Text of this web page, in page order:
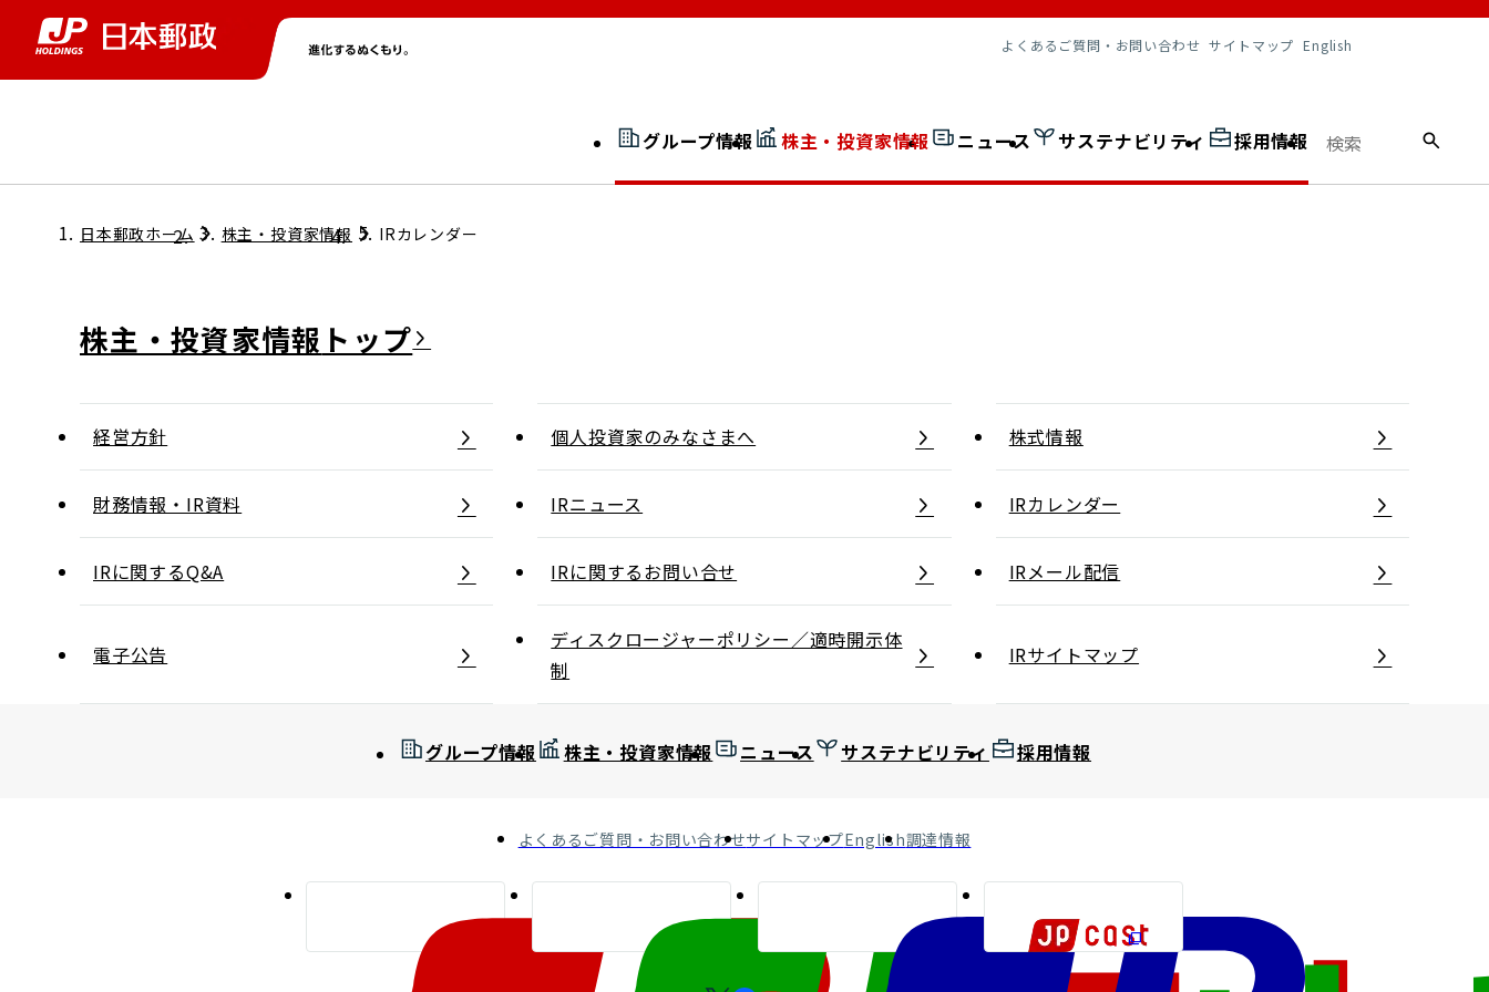
よくあるご質問・お問い合わせ サイトマップ English
グループ情報
グループ情報トップ
ガバナンス
コンダクト向上の取組み
ローカル共創イニシアティブ
関連事業
広告ギャラリー
日本郵政グループ女子陸上部
株主・投資家情報
株主・投資家情報トップ
株式情報
財務情報・IR資料
IRニュース
IRカレンダー
IRに関するお問い合せ
IRサイトマップ
ニュース
ニューストップ
サステナビリティ
サステナビリティトップ
サステナビリティマネジメント
持続可能な金融のフレームワーク
環境
採用情報
採用情報トップ
日本郵政ホーム 株主・投資家情報 IRカレンダー
株主・投資家情報
経営方針 個人投資家のみなさまへ 株式情報
財務情報・IR資料 IRニュース IRカレンダー
IRに関するQ&A IRに関するお問い合せ IRメール配信
電子公告
ディスクロージャーポリシー／適時開示体
制
IRサイトマップ
グループ情報 株主・投資家情報 ニュース サステナビリティ 採用情報
よくあるご質問・お問い合わせサイトマップEnglish調達情報